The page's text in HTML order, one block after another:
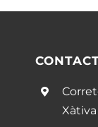
Xàtiva